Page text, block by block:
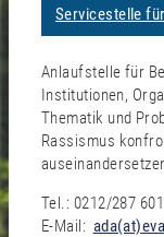
Servicestelle
Anlaufstelle für
Institutionen,
Thematik und
Rassismus
Tel.: 0212/287 601
E-Mail: